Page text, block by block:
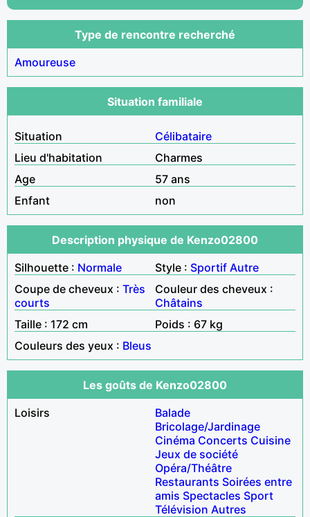
Type de rencontre recherché
Amoureuse
Situation familiale
Situation
Célibataire
Lieu d'habitation
Charmes
Age
57 ans
Enfant
non
Description physique de Kenzo02800
Silhouette : Normale Style : Sportif Autre
Coupe de cheveux : Très
courts
Couleur des cheveux :
Châtains
Taille : 172 cm
Poids : 67 kg
Couleurs des yeux : Bleus
Les goûts de Kenzo02800
Loisirs
Balade
Bricolage/Jardinage
Cinéma Concerts Cuisine
Jeux de société
Opéra/Théâtre
Restaurants Soirées entre
amis Spectacles Sport
Télévision Autres